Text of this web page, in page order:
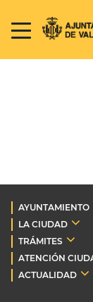
AYUNTAMIENTO
LA CIUDAD
TRÁMITES
ATENCIÓN
ACTUALIDAD